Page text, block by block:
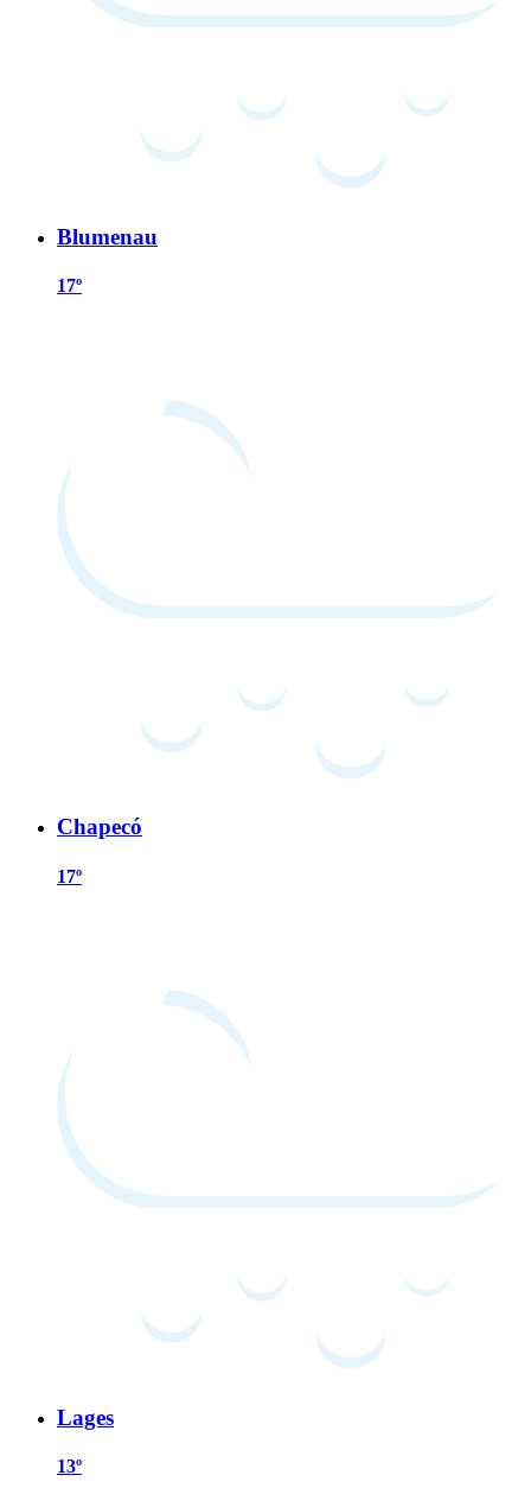
Blumenau
17º
Chapecó
17º
Lages
13º